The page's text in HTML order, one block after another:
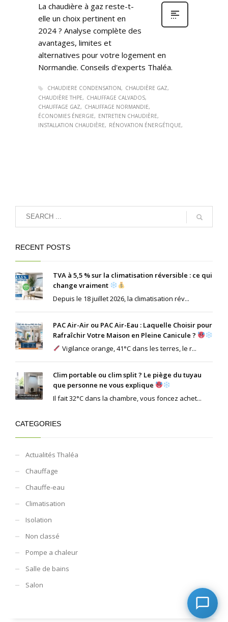
La chaudière à gaz reste-t-
elle un choix pertinent en
2024 ? Analyse complète des
avantages, limites et
alternatives pour votre logement en
Normandie. Conseils d'experts Thaléa.
CHAUDIERE CONDENSATION
CHAUDIÈRE GAZ
CHAUDIÈRE THPE
CHAUFFAGE CALVADOS
CHAUFFAGE GAZ
CHAUFFAGE NORMANDIE
ÉCONOMIES ÉNERGIE
ENTRETIEN CHAUDIÈRE
INSTALLATION CHAUDIÈRE
RÉNOVATION ÉNERGÉTIQUE
RECENT POSTS
TVA à 5,5 % sur la climatisation réversible : ce qui
change vraiment
Depuis le 18 juillet 2026, la climatisation rév...
PAC Air-Air ou PAC Air-Eau : Laquelle Choisir pour
Rafraîchir Votre Maison en Pleine Canicule ?
Vigilance orange, 41°C dans les terres, le r...
Clim portable ou clim split ? Le piège du tuyau
que personne ne vous explique
Il fait 32°C dans la chambre, vous foncez achet...
CATEGORIES
Actualités Thaléa
Chauffage
Chauffe-eau
Climatisation
Isolation
Non classé
Pompe a chaleur
Salle de bains
Salon